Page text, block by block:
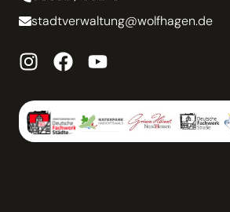
stadtverwaltung@wolfhagen.de